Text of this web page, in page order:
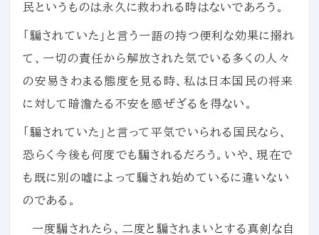
民というものは永久に救われる時はないであろう。
「騙されていた」と言う一語の持つ便利な効果に搦れ
て、一切の責任から解放された気でいる多くの人々
の安易きわまる態度を見る時、私は日本国民の将来
に対して暗澹たる不安を感ぜざるを得ない。
「騙されていた」と言って平気でいられる国民なら、
恐らく今後も何度でも騙されるだろう。いや、現在で
も既に別の嘘によって騙され始めているに違いない
のである。
一度騙されたら、二度と騙されまいとする真剣な自